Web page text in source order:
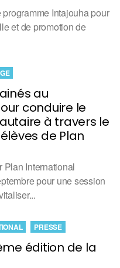
Intajouha pour
et de promotion de
au
conduire le
à travers le
de Plan
Plan International
pour une session
édition de la
PRESSE